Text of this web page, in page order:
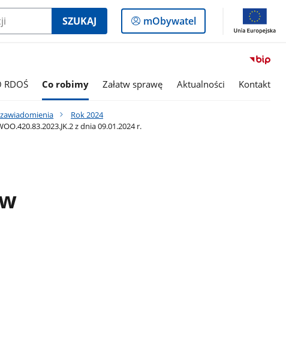
SZUKAJ
Logowanie
do
mObywatel
RDOŚ Co robimy Załatw sprawę Aktualności Kontakt
Rok 2024
z dnia 09.01.2024 r.